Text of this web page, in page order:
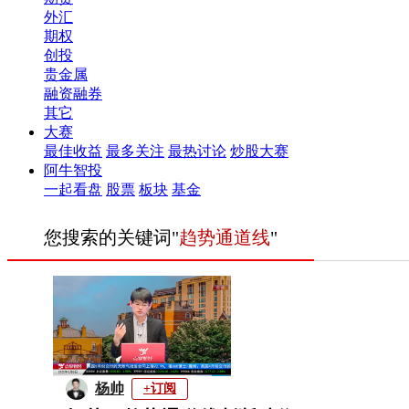
外汇
期权
创投
贵金属
融资融券
其它
大赛
最佳收益 最多关注 最热讨论 炒股大赛
阿牛智投
一起看盘 股票 板块 基金
您搜索的关键词"趋势通道线"
杨帅 +订阅